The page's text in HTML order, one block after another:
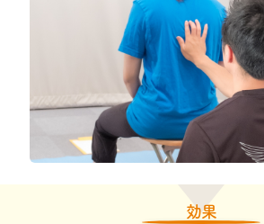
効果